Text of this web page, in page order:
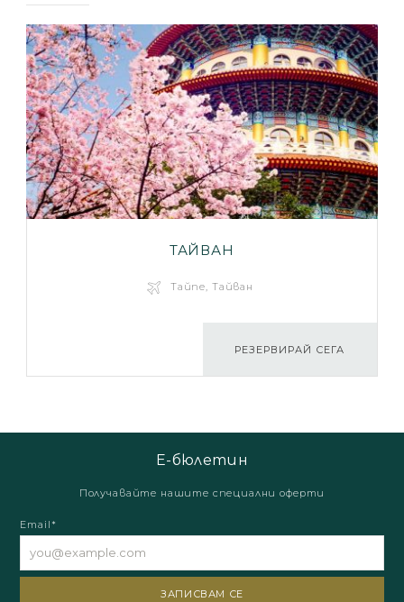
ТАЙВАН
Тайпе, Тайван
РЕЗЕРВИРАЙ СЕГА
Е-бюлетин
Получавайте нашите специални оферти
Email*